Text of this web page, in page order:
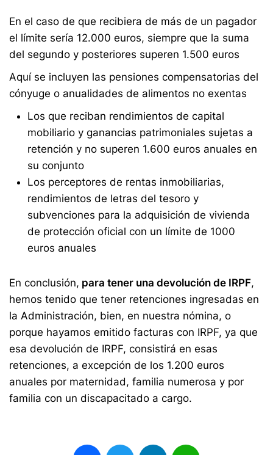
En el caso de que recibiera de más de un pagador
el límite sería 12.000 euros, siempre que la suma
del segundo y posteriores superen 1.500 euros
Aquí se incluyen las pensiones compensatorias del
cónyuge o anualidades de alimentos no exentas
Los que reciban rendimientos de capital
mobiliario y ganancias patrimoniales sujetas a
retención y no superen 1.600 euros anuales en
su conjunto
Los perceptores de rentas inmobiliarias,
rendimientos de letras del tesoro y
subvenciones para la adquisición de vivienda
de protección oficial con un límite de 1000
euros anuales
En conclusión, para tener una devolución de IRPF,
hemos tenido que tener retenciones ingresadas en
la Administración, bien, en nuestra nómina, o
porque hayamos emitido facturas con IRPF, ya que
esa devolución de IRPF, consistirá en esas
retenciones, a excepción de los 1.200 euros
anuales por maternidad, familia numerosa y por
familia con un discapacitado a cargo.